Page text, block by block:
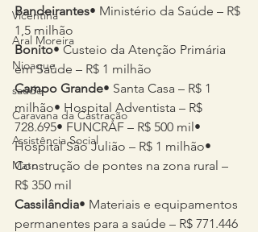
Vicentina
Aral Moreira
Nioaque
saúde
Caravana da Castração
Assistência Social
Mato
Bandeirantes• Ministério da Saúde – R$
1,5 milhão
Bonito• Custeio da Atenção Primária
em Saúde – R$ 1 milhão
Campo Grande• Santa Casa – R$ 1
milhão• Hospital Adventista – R$
728.695• FUNCRAF – R$ 500 mil•
Hospital São Julião – R$ 1 milhão•
Construção de pontes na zona rural –
R$ 350 mil
Cassilândia• Materiais e equipamentos
permanentes para a saúde – R$ 771.446